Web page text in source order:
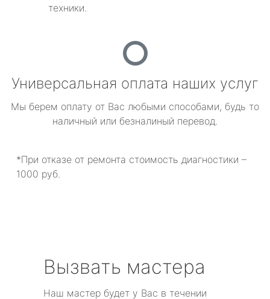
техники.
Универсальная оплата наших услуг
Мы берем оплату от Вас любыми способами, будь то
наличный или безналиный перевод.
*При отказе от ремонта стоимость диагностики –
1000 руб.
Вызвать мастера
Наш мастер будет у Вас в течении